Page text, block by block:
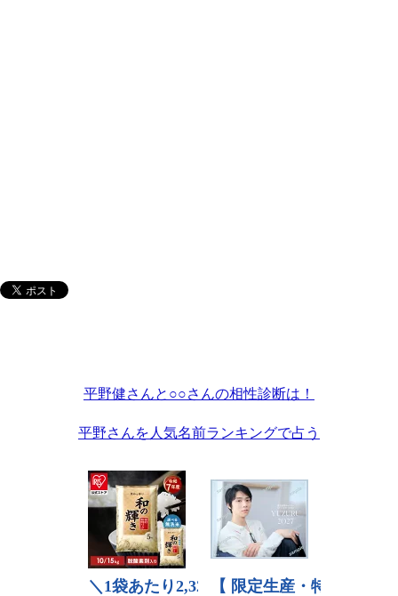
平野健さんと○○さんの相性診断は！
平野さんを人気名前ランキングで占う